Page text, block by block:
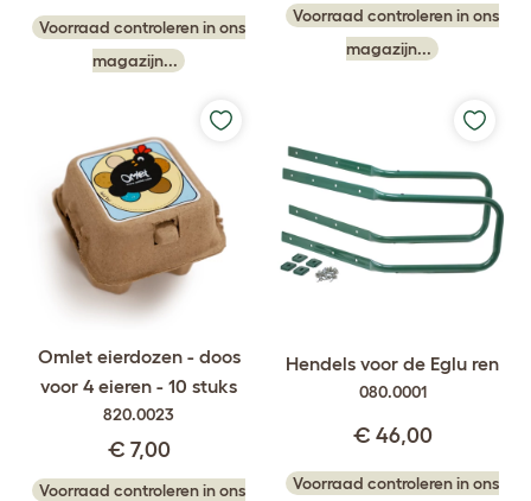
Voorraad controleren in ons
magazijn...
Voorraad controleren in ons
magazijn...
Omlet eierdozen - doos
voor 4 eieren - 10 stuks
820.0023
€ 7,00
Voorraad controleren in ons
Hendels voor de Eglu ren
080.0001
€ 46,00
Voorraad controleren in ons